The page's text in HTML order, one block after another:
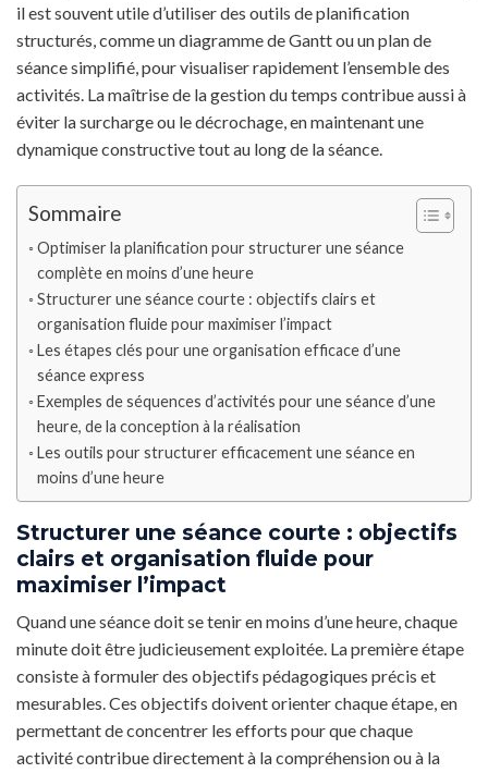
il est souvent utile d’utiliser des outils de planification
structurés, comme un diagramme de Gantt ou un plan de
séance simplifié, pour visualiser rapidement l’ensemble des
activités. La maîtrise de la gestion du temps contribue aussi à
éviter la surcharge ou le décrochage, en maintenant une
dynamique constructive tout au long de la séance.
Sommaire
Optimiser la planification pour structurer une séance
complète en moins d’une heure
Structurer une séance courte : objectifs clairs et
organisation fluide pour maximiser l’impact
Les étapes clés pour une organisation efficace d’une
séance express
Exemples de séquences d’activités pour une séance d’une
heure, de la conception à la réalisation
Les outils pour structurer efficacement une séance en
moins d’une heure
Structurer une séance courte : objectifs
clairs et organisation fluide pour
maximiser l’impact
Quand une séance doit se tenir en moins d’une heure, chaque
minute doit être judicieusement exploitée. La première étape
consiste à formuler des objectifs pédagogiques précis et
mesurables. Ces objectifs doivent orienter chaque étape, en
permettant de concentrer les efforts pour que chaque
activité contribue directement à la compréhension ou à la